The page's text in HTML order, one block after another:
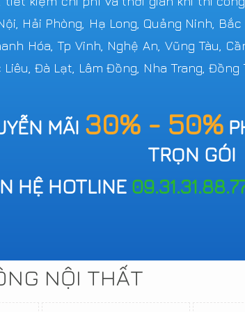
Hải Phòng, Hạ Long, Quảng Ninh,
Hóa, Tp Vinh, Nghệ An, Vũng Tàu,
Đà Lạt, Lâm Đồng, Nha Trang, Đồng
MÃI 30% - 50%
TRỌN GÓI
HỆ HOTLINE
NỘI THẤT